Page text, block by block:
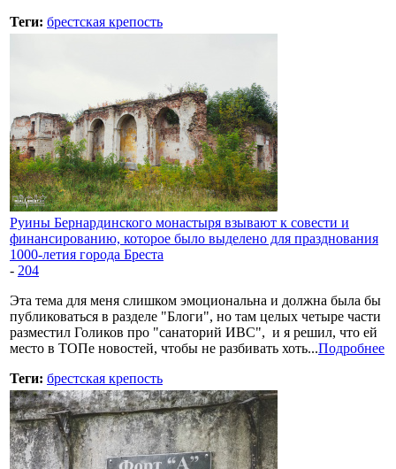
Теги: брестская крепость
Руины Бернардинского монастыря взывают к совести и
финансированию, которое было выделено для празднования
1000-летия города Бреста
- 204
Эта тема для меня слишком эмоциональна и должна была бы
публиковаться в разделе "Блоги", но там целых четыре части
разместил Голиков про "санаторий ИВС", и я решил, что ей
место в ТОПе новостей, чтобы не разбивать хоть...Подробнее
Теги: брестская крепость